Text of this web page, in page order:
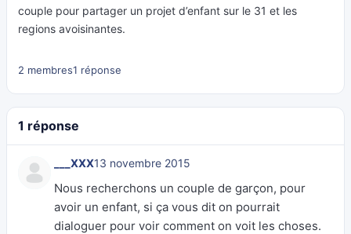
couple pour partager un projet d’enfant sur le 31 et les
regions avoisinantes.
2 membres1 réponse
1 réponse
___XXX13 novembre 2015
Nous recherchons un couple de garçon, pour
avoir un enfant, si ça vous dit on pourrait
dialoguer pour voir comment on voit les choses.